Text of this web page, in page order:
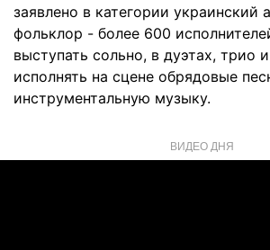
заявлено в категории украинский
фольклор - более 600
выступать сольно, в дуэтах, трио
исполнять на сцене обрядовые
инструментальную музыку.
ВИДЕО ДНЯ